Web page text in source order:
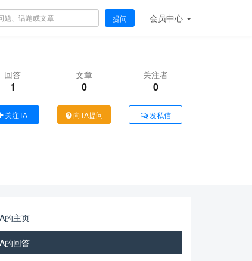
提问 会员中心
回答
1
文章
0
关注者
0
关注TA 向TA提问 发私信
的主页
的回答